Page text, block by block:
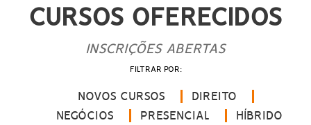
CURSOS OFERECIDOS
INSCRIÇÕES ABERTAS
FILTRAR POR:
NOVOS CURSOS
DIREITO
NEGÓCIOS
PRESENCIAL
HÍBRIDO